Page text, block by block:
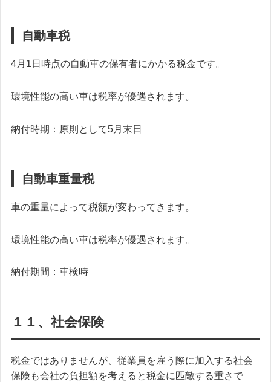
自動車税
4月1日時点の自動車の保有者にかかる税金です。
環境性能の高い車は税率が優遇されます。
納付時期：原則として5月末日
自動車重量税
車の重量によって税額が変わってきます。
環境性能の高い車は税率が優遇されます。
納付期間：車検時
１１、社会保険
税金ではありませんが、従業員を雇う際に加入する社会
保険も会社の負担額を考えると税金に匹敵する重さで